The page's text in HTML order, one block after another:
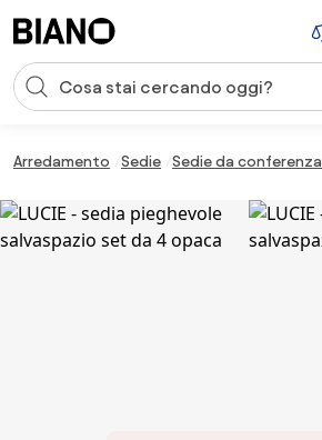
Input della ricerca
Arredamento Sedie Sedie da conferenza